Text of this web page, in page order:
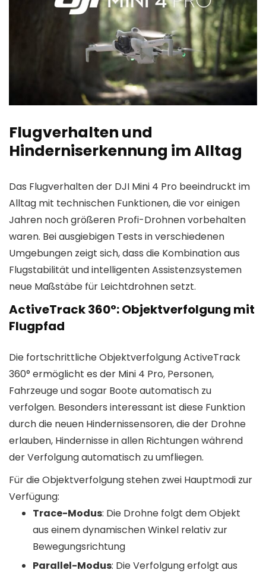
Flugverhalten und
Hinderniserkennung im Alltag
Das Flugverhalten der DJI Mini 4 Pro beeindruckt im
Alltag mit technischen Funktionen, die vor einigen
Jahren noch größeren Profi-Drohnen vorbehalten
waren. Bei ausgiebigen Tests in verschiedenen
Umgebungen zeigt sich, dass die Kombination aus
Flugstabilität und intelligenten Assistenzsystemen
neue Maßstäbe für Leichtdrohnen setzt.
ActiveTrack 360°: Objektverfolgung mit
Flugpfad
Die fortschrittliche Objektverfolgung ActiveTrack
360° ermöglicht es der Mini 4 Pro, Personen,
Fahrzeuge und sogar Boote automatisch zu
verfolgen. Besonders interessant ist diese Funktion
durch die neuen Hindernissensoren, die der Drohne
erlauben, Hindernisse in allen Richtungen während
der Verfolgung automatisch zu umfliegen.
Für die Objektverfolgung stehen zwei Hauptmodi zur
Verfügung:
Trace-Modus: Die Drohne folgt dem Objekt
aus einem dynamischen Winkel relativ zur
Bewegungsrichtung
Parallel-Modus: Die Verfolgung erfolgt aus